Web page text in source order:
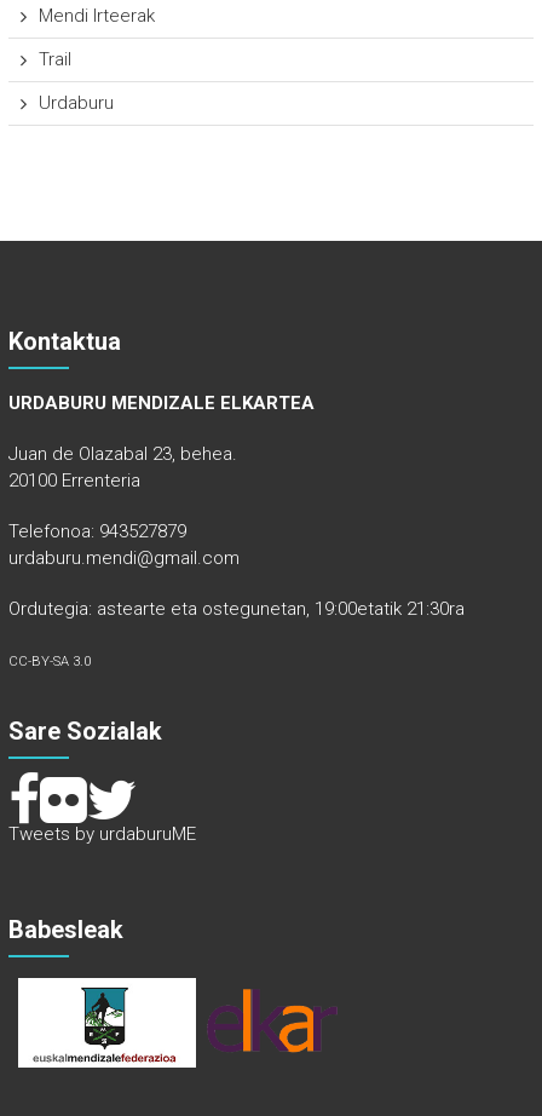
Mendi Irteerak
Trail
Urdaburu
Kontaktua
URDABURU MENDIZALE ELKARTEA
Juan de Olazabal 23, behea.
20100 Errenteria
Telefonoa: 943527879
urdaburu.mendi@gmail.com
Ordutegia: astearte eta ostegunetan, 19:00etatik 21:30ra
CC-BY-SA 3.0
Sare Sozialak
Tweets by urdaburuME
Babesleak